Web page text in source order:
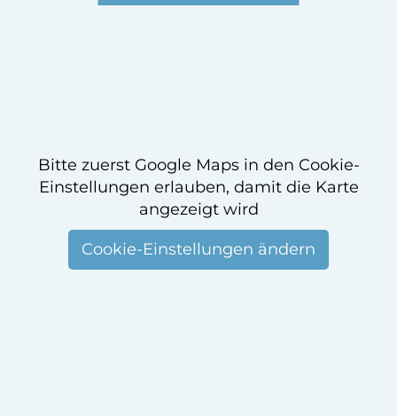
Bitte zuerst Google Maps in den Cookie-
Einstellungen erlauben, damit die Karte
angezeigt wird
Cookie-Einstellungen ändern